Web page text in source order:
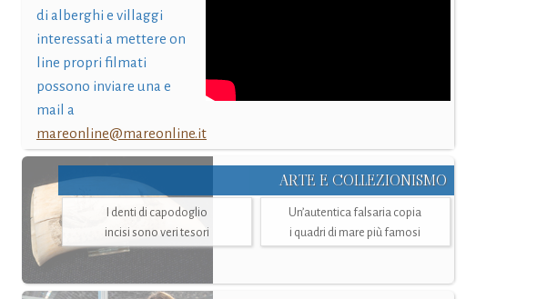
di alberghi e villaggi
interessati a mettere on
line propri filmati
possono inviare una e
mail a
mareonline@mareonline.it
ARTE E COLLEZIONISMO
I denti di capodoglio
incisi sono veri tesori
Un’autentica falsaria copia
i quadri di mare più famosi